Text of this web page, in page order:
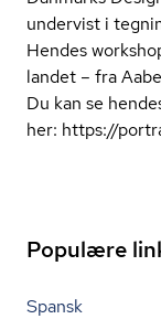
undervist i
Hendes
landet – fra
Du kan se
her: https://
Populære
Spansk